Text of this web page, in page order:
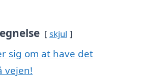
skjul
sig om at have det
vejen!